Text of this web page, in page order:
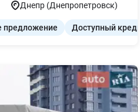
Днепр (Днепропетровск)
предложение Доступный